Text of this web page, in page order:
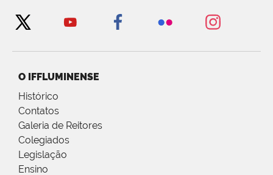
O IFFLUMINENSE
Histórico
Contatos
Galeria de Reitores
Colegiados
Legislação
Ensino